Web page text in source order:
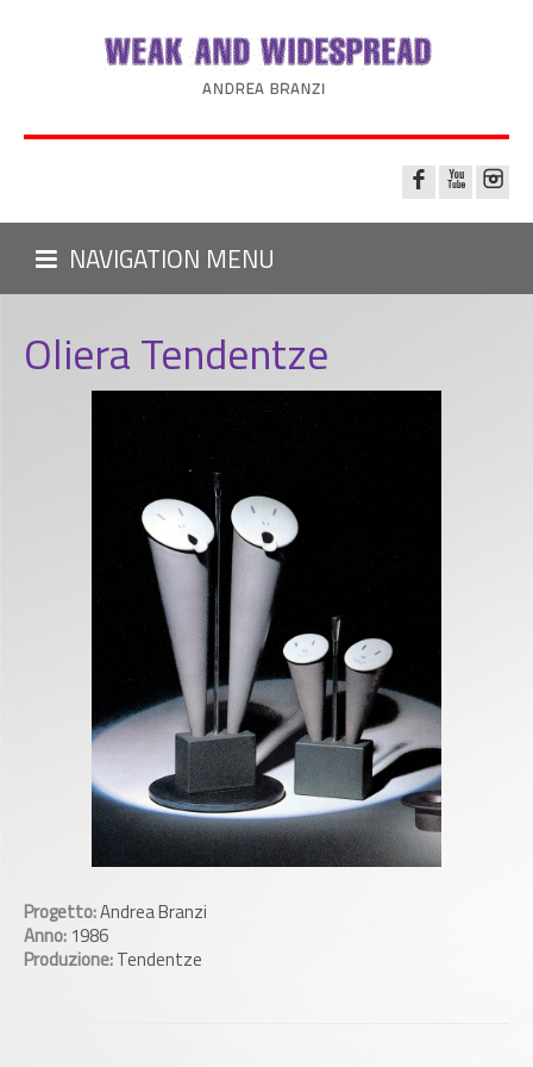
NAVIGATION MENU
Oliera Tendentze
Progetto:Andrea Branzi
Anno: 1986
Produzione:Tendentze